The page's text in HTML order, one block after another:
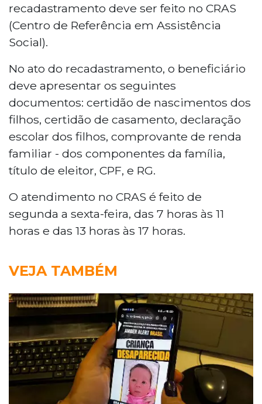
recadastramento deve ser feito no CRAS
(Centro de Referência em Assistência
Social).
No ato do recadastramento, o beneficiário
deve apresentar os seguintes
documentos: certidão de nascimentos dos
filhos, certidão de casamento, declaração
escolar dos filhos, comprovante de renda
familiar - dos componentes da família,
título de eleitor, CPF, e RG.
O atendimento no CRAS é feito de
segunda a sexta-feira, das 7 horas às 11
horas e das 13 horas às 17 horas.
VEJA TAMBÉM